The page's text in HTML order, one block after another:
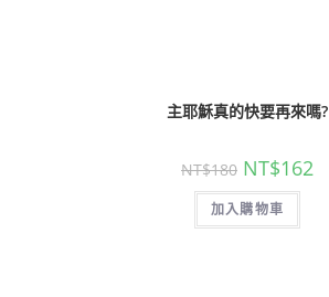
主耶穌真的快要再來嗎?
NT$180 NT$162
加入購物車